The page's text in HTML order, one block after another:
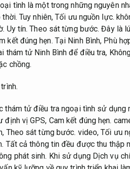
tình là một trong những nguyên
thời. Tuy nhiên,Tối ưu nguồn lực.
Uy tín. Theo sát từng bước. Đây là
kết đúng hẹn. Tại Ninh Bình, Phù
thám tử Ninh Bình để điều tra,
chồng.
thám tử điều tra ngoại tình sử dụng
định vị GPS, Cam kết đúng hẹn.
Theo sát từng bước. video,Tối ưu
Tất cả thông tin đều được thu thập
phát sinh. Khi sử dụng Dịch vụ